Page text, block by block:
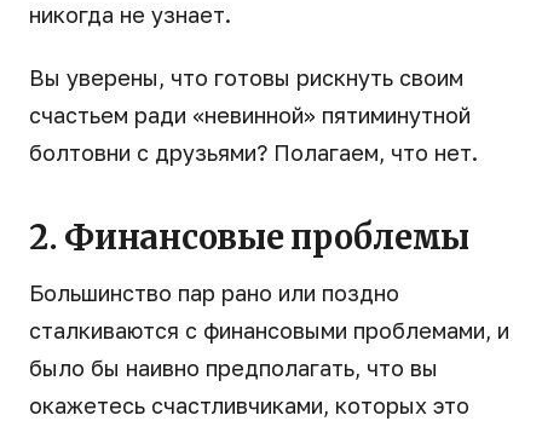
никогда не узнает.
Вы уверены, что готовы рискнуть своим
счастьем ради «невинной» пятиминутной
болтовни с друзьями? Полагаем, что нет.
2. Финансовые проблемы
Большинство пар рано или поздно
сталкиваются с финансовыми проблемами, и
было бы наивно предполагать, что вы
окажетесь счастливчиками, которых это